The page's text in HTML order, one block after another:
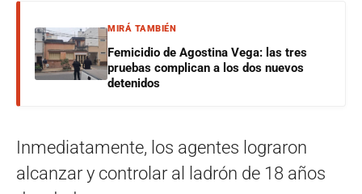
MIRÁ TAMBIÉN
Femicidio de Agostina Vega: las tres
pruebas complican a los dos nuevos
detenidos
Inmediatamente, los agentes lograron
alcanzar y controlar al ladrón de 18 años